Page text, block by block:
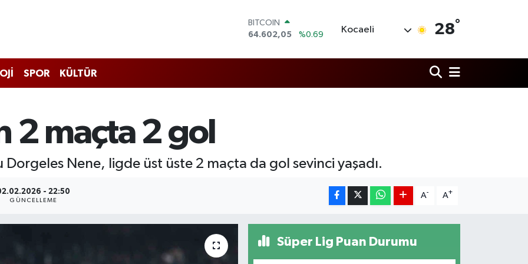
64.602,05
DOLAR
EURO
Kocaeli 28°
SPOR KÜLTÜR
2 maçta 2 gol
Nene, ligde üst üste 2 maçta da gol sevinci yaşadı.
- 22:50
GÜNCELLEME
A- A+
Süper Lig Puan Durumu